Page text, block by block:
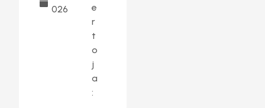
026
e
r
t
o
j
a
: